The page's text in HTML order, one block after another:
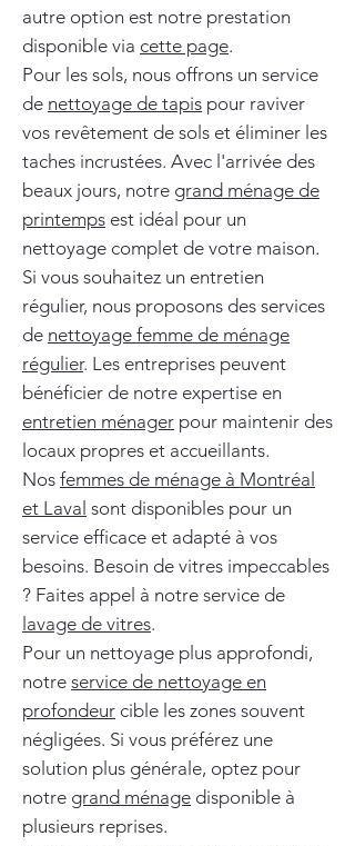
autre option est notre prestation
disponible via cette page.
Pour les sols, nous offrons un service
de nettoyage de tapis pour raviver
vos revêtement de sols et éliminer les
taches incrustées. Avec l'arrivée des
beaux jours, notre grand ménage de
printemps est idéal pour un
nettoyage complet de votre maison.
Si vous souhaitez un entretien
régulier, nous proposons des services
de nettoyage femme de ménage
régulier. Les entreprises peuvent
bénéficier de notre expertise en
entretien ménager pour maintenir des
locaux propres et accueillants.
Nos femmes de ménage à Montréal
et Laval sont disponibles pour un
service efficace et adapté à vos
besoins. Besoin de vitres impeccables
? Faites appel à notre service de
lavage de vitres.
Pour un nettoyage plus approfondi,
notre service de nettoyage en
profondeur cible les zones souvent
négligées. Si vous préférez une
solution plus générale, optez pour
notre grand ménage disponible à
plusieurs reprises.